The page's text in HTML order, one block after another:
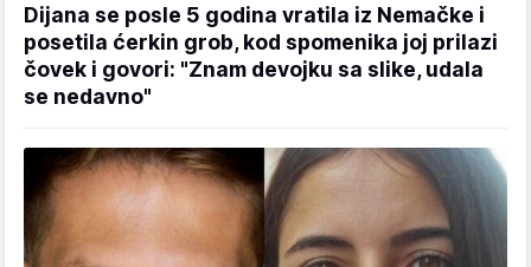
Dijana se posle 5 godina vratila iz Nemačke i
posetila ćerkin grob, kod spomenika joj prilazi
čovek i govori: "Znam devojku sa slike, udala
se nedavno"